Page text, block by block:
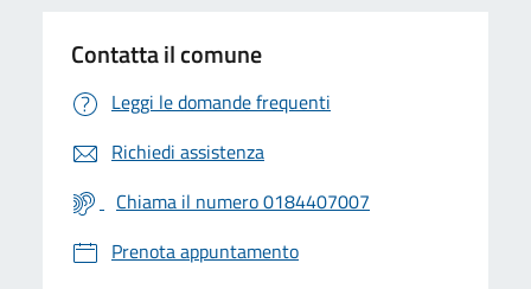
Contatta il comune
Leggi le domande frequenti
Richiedi assistenza
Chiama il numero 0184407007
Prenota appuntamento